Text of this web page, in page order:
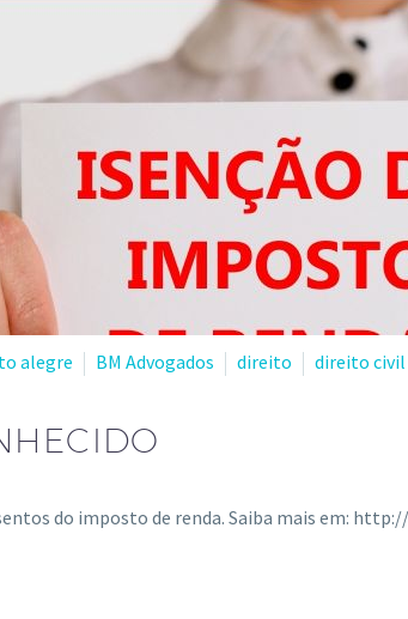
alegre BM Advogados direito direito civil
do imposto de renda. Saiba mais em: